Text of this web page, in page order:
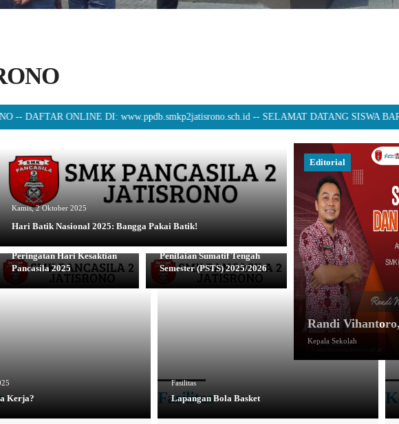
ONLINE DI: www.ppdb.smkp2jatisrono.sch.id -- SELAMAT DATANG SISWA BARU SMK
Kamis, 2 Oktober 2025
Hari Batik Nasional 2025: Bangga Pakai Batik!
Peringatan Hari Kesaktian
Pancasila 2025
Penilaian Sumatif Tengah
Semester (PSTS) 2025/2026
Editorial
Randi
Kepala Sekolah
Kerja? Fasilitas
Fasilitas
Lapangan Bola Basket